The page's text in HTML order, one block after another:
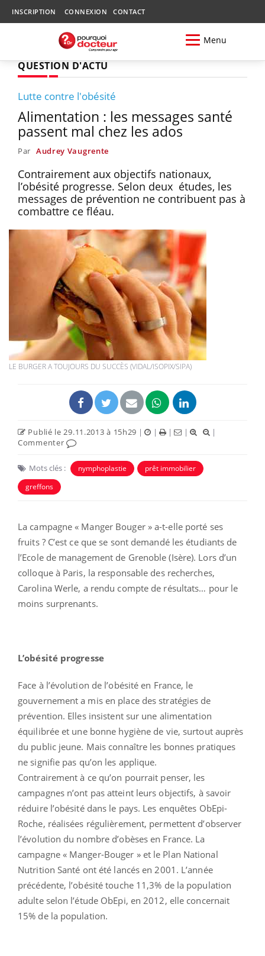
INSCRIPTION CONNEXION CONTACT
Menu
QUESTION D'ACTU
Lutte contre l'obésité
Alimentation : les messages santé
passent mal chez les ados
Par Audrey Vaugrente
Contrairement aux objectifs nationaux,
l’obésité progresse. Selon deux études, les
messages de prévention ne contribuent pas à
combattre ce fléau.
LE BURGER A TOUJOURS DU SUCCÈS (VIDAL/ISOPIX/SIPA)
Publié le 29.11.2013 à 15h29 | | | |
|
Commenter
Mots clés : nymphoplastie
prêt immobilier
greffons
La campagne « Manger Bouger » a-t-elle porté ses
fruits ? C’est ce que se sont demandé les étudiants de
l’Ecole de management de Grenoble (Isère). Lors d’un
colloque à Paris, la responsable des recherches,
Carolina Werle, a rendu compte de résultats… pour le
moins surprenants.
L’obésité progresse
Face à l’évolution de l’obésité en France, le
gouvernement a mis en place des stratégies de
prévention. Elles insistent sur une alimentation
équilibrée et une bonne hygiène de vie, surtout auprès
du public jeune. Mais connaître les bonnes pratiques
ne signifie pas qu’on les applique.
Contrairement à ce qu’on pourrait penser, les
campagnes n’ont pas atteint leurs objectifs, à savoir
réduire l’obésité dans le pays. Les enquêtes ObEpi-
Roche, réalisées régulièrement, permettent d’observer
l’évolution du nombre d’obèses en France. La
campagne « Manger-Bouger » et le Plan National
Nutrition Santé ont été lancés en 2001. L’année
précédente, l’obésité touche 11,3% de la population
adulte selon l’étude ObEpi, en 2012, elle concernait
15% de la population.